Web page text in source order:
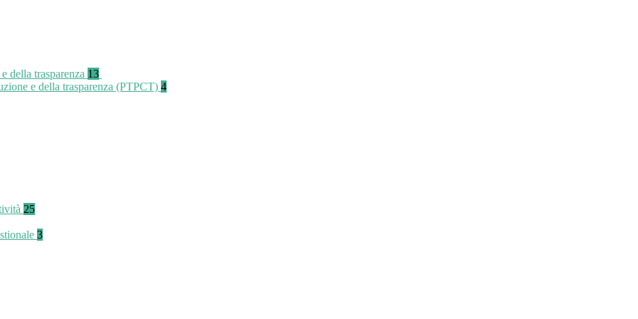
della trasparenza 13
e della trasparenza (PTPCT) 4
25
3